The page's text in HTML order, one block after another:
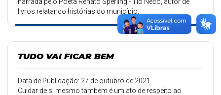
livros relatando histórias do município.
TUDO VAI FICAR BEM
Data de Publicação: 27 de outubro de 2021
Cuidar de si mesmo também é um ato de respeito ao